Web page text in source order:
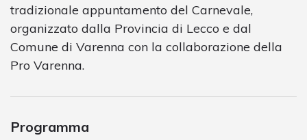
tradizionale appuntamento del Carnevale,
organizzato dalla Provincia di Lecco e dal
Comune di Varenna con la collaborazione della
Pro Varenna.
Programma